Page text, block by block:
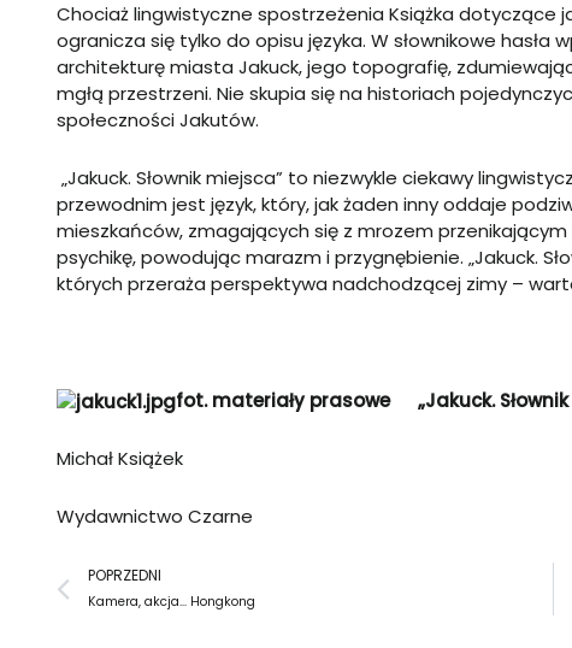
Chociaż lingwistyczne spostrzeżenia Książka
ogranicza się tylko do opisu języka. W słownikowe
architekturę miasta Jakuck, jego topografię,
mgłą przestrzeni. Nie skupia się na historiach
społeczności Jakutów.
„Jakuck. Słownik miejsca” to niezwykle ciekawy
przewodnim jest język, który, jak żaden inny oddaje
mieszkańców, zmagających się z mrozem
psychikę, powodując marazm i przygnębienie. „Jakuck.
których przeraża perspektywa nadchodzącej zimy –
fot. materiały prasowe „Jakuck.
Michał Książek
Wydawnictwo Czarne
Prev
POPRZEDNI
Kamera, akcja… Hongkong